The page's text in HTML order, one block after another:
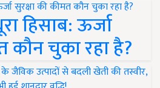
हिसाब: ऊर्जा
कौन चुका रहा है?